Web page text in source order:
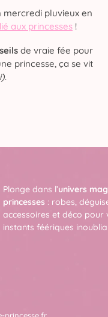
pluvieux en
aux princesses !
de vraie fée pour
princesse, ça se vit
.
Plonge dans l’univers
princesses : robes,
accessoires et déco pour
instants féériques